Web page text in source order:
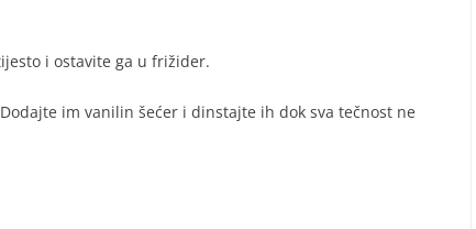
i ostavite ga u frižider.
im vanilin šećer i dinstajte ih dok sva tečnost ne